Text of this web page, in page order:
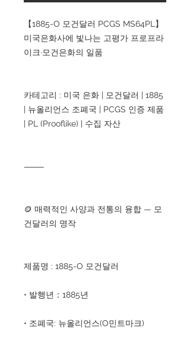
【1885-O 모건달러 PCGS MS64PL】
미국은화사에 빛나는 고평가 프로프라
이크·모건은화의 일품
카테고리 : 미국 은화 | 모건달러 | 1885
| 뉴올리언스 조폐국 | PCGS 인증 제품
| PL (Prooflike) | 수집 자산
⸻
🪙 매력적인 사양과 전통의 융합 — 모
건달러의 명작
제품명 : 1885-O 모건달러
• 발행년：1885년
• 조폐국: 뉴올리언스(O민트마크)